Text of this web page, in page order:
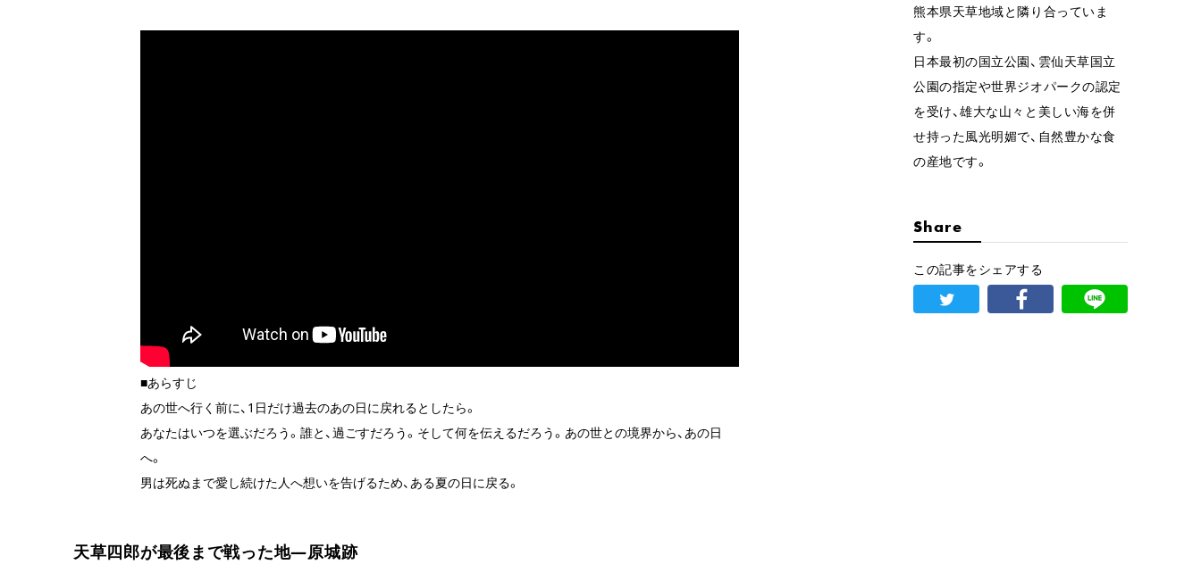
■あらすじ
あの世へ行く前に、1日だけ過去のあの日に戻れるとしたら。
あなたはいつを選ぶだろう。誰と、過ごすだろう。そして何を伝えるだろう。あの世との境界から、あの日
へ。
男は死ぬまで愛し続けた人へ想いを告げるため、ある夏の日に戻る。
天草四郎が最後まで戦った地―原城跡
熊本県天草地域と隣り合っていま
す。
日本最初の国立公園、雲仙天草国立
公園の指定や世界ジオパークの認定
を受け、雄大な山々と美しい海を併
せ持った風光明媚で、自然豊かな食
の産地です。
Share
この記事をシェアする